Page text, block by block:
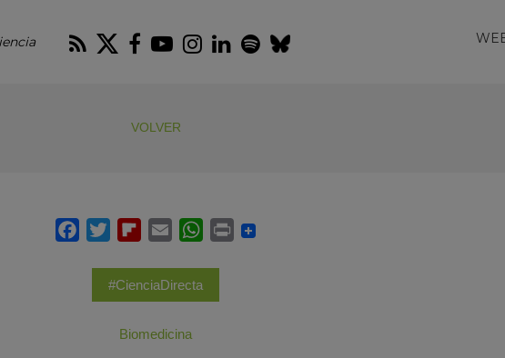
RSS Twitter
Facebook
Youtube
Instagram
LinkedIn
Spotify
Bluesky
VOLVER
#CienciaDirecta
Biomedicina